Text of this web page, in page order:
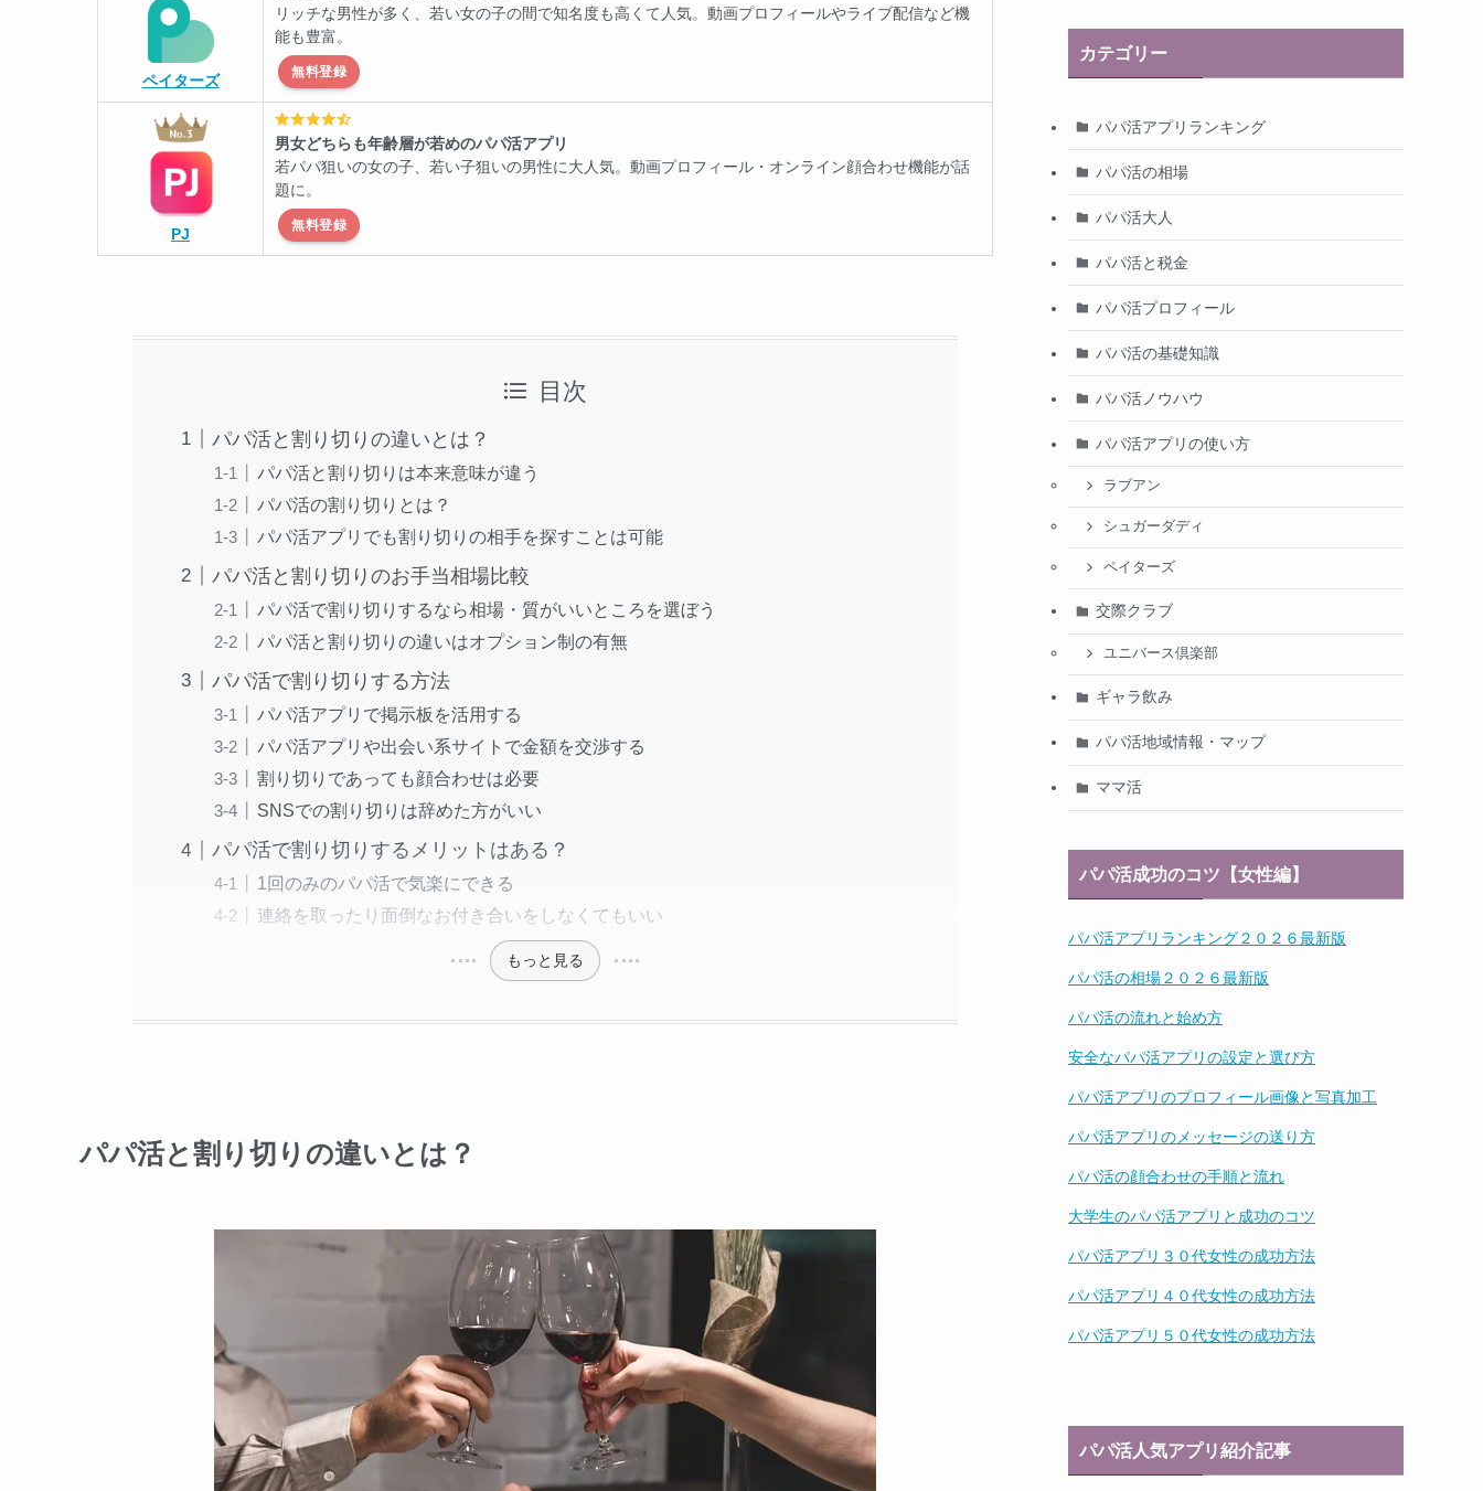
ペイターズ
リッチな男性が多く、若い女の子の間で知名度も高くて人気。動画プロフィールやライブ配信など機
能も豊富。
無料登録
PJ
男女どちらも年齢層が若めのパパ活アプリ
若パパ狙いの女の子、若い子狙いの男性に大人気。動画プロフィール・オンライン顔合わせ機能が話
題に。
無料登録
目次
パパ活と割り切りの違いとは？
パパ活と割り切りは本来意味が違う
パパ活の割り切りとは？
パパ活アプリでも割り切りの相手を探すことは可能
パパ活と割り切りのお手当相場比較
パパ活で割り切りするなら相場・質がいいところを選ぼう
パパ活と割り切りの違いはオプション制の有無
パパ活で割り切りする方法
パパ活アプリで掲示板を活用する
パパ活アプリや出会い系サイトで金額を交渉する
割り切りであっても顔合わせは必要
SNSでの割り切りは辞めた方がいい
パパ活で割り切りするメリットはある？
1回のみのパパ活で気楽にできる
連絡を取ったり面倒なお付き合いをしなくてもいい
もっと見る
パパ活と割り切りの違いとは？
カテゴリー
パパ活アプリランキング
パパ活の相場
パパ活大人
パパ活と税金
パパ活プロフィール
パパ活の基礎知識
パパ活ノウハウ
パパ活アプリの使い方
ラブアン
シュガーダディ
ペイターズ
交際クラブ
ユニバース倶楽部
ギャラ飲み
パパ活地域情報・マップ
ママ活
パパ活成功のコツ【女性編】
パパ活アプリランキング２０２６最新版
パパ活の相場２０２６最新版
パパ活の流れと始め方
安全なパパ活アプリの設定と選び方
パパ活アプリのプロフィール画像と写真加工
パパ活アプリのメッセージの送り方
パパ活の顔合わせの手順と流れ
大学生のパパ活アプリと成功のコツ
パパ活アプリ３０代女性の成功方法
パパ活アプリ４０代女性の成功方法
パパ活アプリ５０代女性の成功方法
パパ活人気アプリ紹介記事